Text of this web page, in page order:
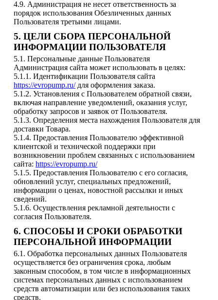
4.9. Администрация не несет ответственность за
порядок использования Обезличенных данных
Пользователя третьими лицами.
5. ЦЕЛИ СБОРА ПЕРСОНАЛЬНОЙ
ИНФОРМАЦИИ ПОЛЬЗОВАТЕЛЯ
5.1. Персональные данные Пользователя
Администрация сайта может использовать в целях:
5.1.1. Идентификации Пользователя сайта
https://evropump.ru/для оформления заказа.
5.1.2. Установления с Пользователем обратной связи,
включая направление уведомлений, оказания услуг,
обработку запросов и заявок от Пользователя.
5.1.3. Определения места нахождения Пользователя для
доставки Товара.
5.1.4. Предоставления Пользователю эффективной
клиентской и технической поддержки при
возникновении проблем связанных с использованием
сайта: https://evropump.ru/
5.1.5. Предоставления Пользователю с его согласия,
обновлений услуг, специальных предложений,
информации о ценах, новостной рассылки и иных
сведений.
5.1.6. Осуществления рекламной деятельности с
согласия Пользователя.
6. СПОСОБЫ И СРОКИ ОБРАБОТКИ
ПЕРСОНАЛЬНОЙ ИНФОРМАЦИИ
6.1. Обработка персональных данных Пользователя
осуществляется без ограничения срока, любым
законным способом, в том числе в информационных
системах персональных данных с использованием
средств автоматизации или без использования таких
средств.